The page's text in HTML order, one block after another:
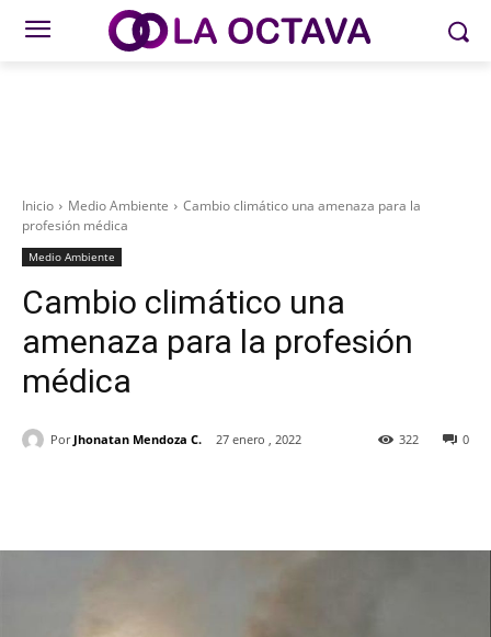
Inicio Medio Ambiente
Cambio climático una amenaza para la
profesión médica
Medio Ambiente
Cambio climático una
amenaza para la profesión
médica
Por Jhonatan Mendoza C. 27 enero , 2022 0
322